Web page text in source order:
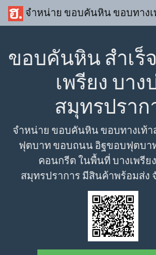
จำหน่าย ขอบคันหิน ขอบทางเ
ขอบคันหิน สำเร็
เพรียง บาง
สมุทรปราก
จำหน่าย ขอบคันหิน ขอบทางเท้า
ฟุตบาท ขอบถนน อิฐขอบฟุตบ
คอนกรีต ในพื้นที่ บางเพรีย
สมุทรปราการ มีสินค้าพร้อมส่ง